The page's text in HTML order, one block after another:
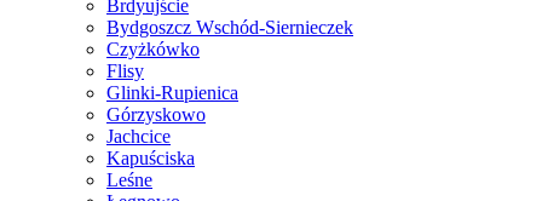
Brdyujście
Bydgoszcz Wschód-Siernieczek
Czyżkówko
Flisy
Glinki-Rupienica
Górzyskowo
Jachcice
Kapuściska
Leśne